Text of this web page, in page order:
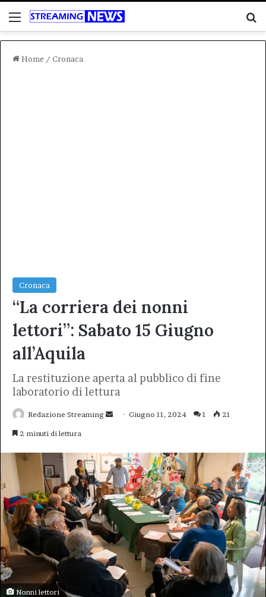
Menu
Home / Cronaca
Cronaca
“La corriera dei nonni
lettori”: Sabato 15 Giugno
all’Aquila
La restituzione aperta al pubblico di fine
laboratorio di lettura
Redazione Streaming
InviaGiugno 11, 2024 1 21
2 minuti di lettura
Nonni lettori